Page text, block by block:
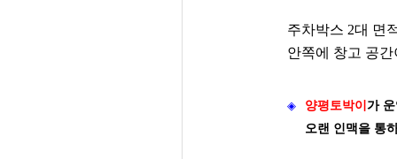
주차박스 2대 면
안쪽에 창고 공
◈ 양평토박이 가
오랜 인맥을 통